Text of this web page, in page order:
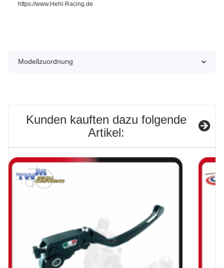
https://www.Hehl-Racing.de
Modellzuordnung
Kunden kauften dazu folgende
Artikel: